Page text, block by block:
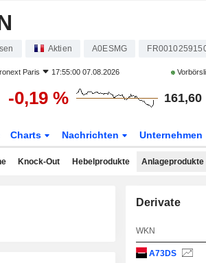
Aktien A0ESMG
Paris 17:55:00 07.08.2026
-0,19 % 161,60
Charts Nachrichten Unternehmen
Knock-Out Hebelprodukte Anlageprodukte
Derivate
WKN
A73DS